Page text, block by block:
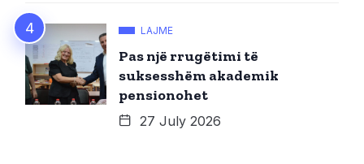
LAJME
Pas një rrugëtimi të
suksesshëm akademik
pensionohet
27 July 2026